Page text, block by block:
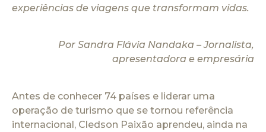
experiências de viagens que transformam vidas.
Por Sandra Flávia Nandaka – Jornalista,
apresentadora e empresária
Antes de conhecer 74 países e liderar uma
operação de turismo que se tornou referência
internacional, Cledson Paixão aprendeu, ainda na